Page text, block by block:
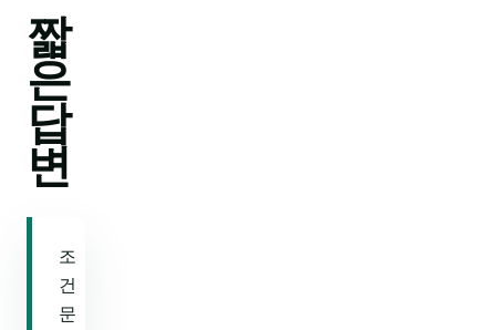
짧
은
답
변
조
건
문